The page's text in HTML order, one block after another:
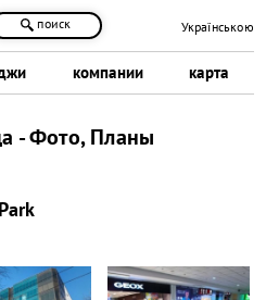
компании карта
поиск Українською
- Фото, Планы